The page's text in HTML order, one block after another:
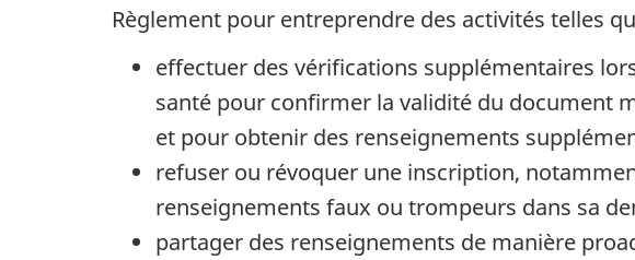
Règlement pour entreprendre des activités telles
effectuer des vérifications supplémentaires
santé pour confirmer la validité du document
et pour obtenir des renseignements
refuser ou révoquer une inscription,
renseignements faux ou trompeurs dans sa
partager des renseignements de manière